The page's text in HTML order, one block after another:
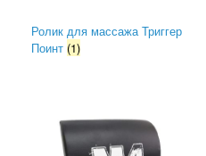
Ролик для массажа Триггер
Поинт (1)